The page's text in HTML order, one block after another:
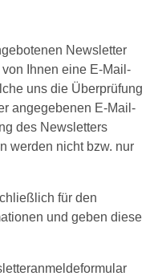
Newsletter
Ihnen eine E-Mail-
uns die Überprüfung
angegebenen E-Mail-
des Newsletters
werden nicht bzw. nur
für den
und geben diese